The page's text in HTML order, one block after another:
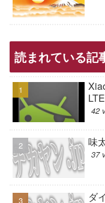
読まれている記
42
味
37
ダ